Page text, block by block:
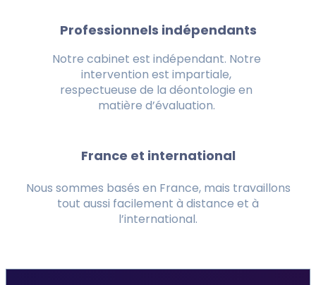
Professionnels indépendants
Notre cabinet est indépendant. Notre
intervention est impartiale,
respectueuse de la déontologie en
matière d’évaluation.
France et international
Nous sommes basés en France, mais travaillons
tout aussi facilement à distance et à
l’international.